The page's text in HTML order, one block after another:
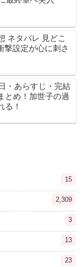
ネタバレ 見どこ
撃設定が心に刺さ
・あらすじ・完結
とめ！加世子の過
る！
15
2,309
3
13
23